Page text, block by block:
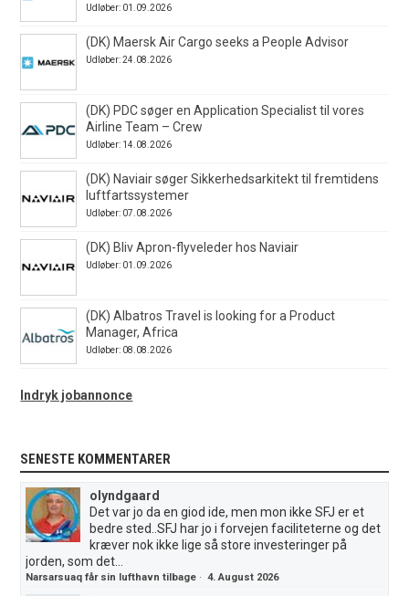
Udløber: 01.09.2026
(DK) Maersk Air Cargo seeks a People Advisor
Udløber: 24.08.2026
(DK) PDC søger en Application Specialist til vores
Airline Team – Crew
Udløber: 14.08.2026
(DK) Naviair søger Sikkerhedsarkitekt til fremtidens
luftfartssystemer
Udløber: 07.08.2026
(DK) Bliv Apron-flyveleder hos Naviair
Udløber: 01.09.2026
(DK) Albatros Travel is looking for a Product
Manager, Africa
Udløber: 08.08.2026
Indryk jobannonce
SENESTE KOMMENTARER
olyndgaard
Det var jo da en giod ide, men mon ikke SFJ er et
bedre sted..SFJ har jo i forvejen faciliteterne og det
kræver nok ikke lige så store investeringer på
jorden, som det...
Narsarsuaq får sin lufthavn tilbage ·4. August 2026